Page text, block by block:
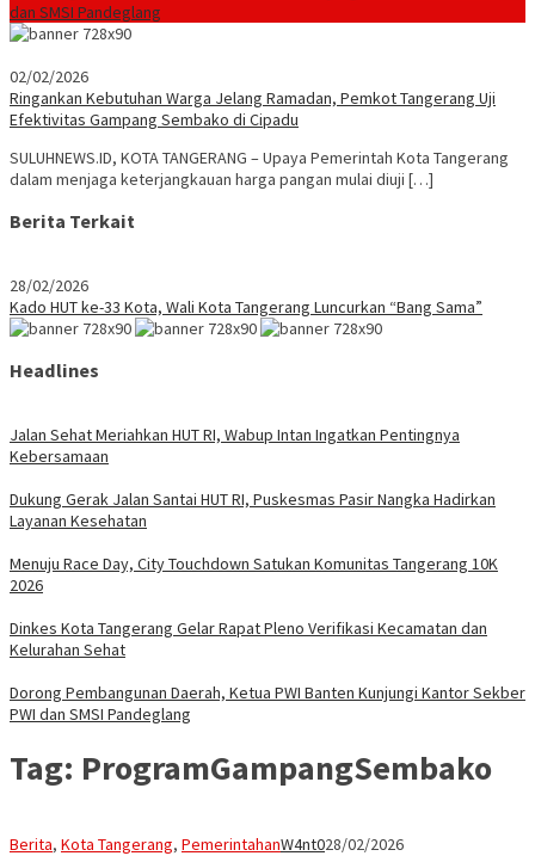
dan SMSI Pandeglang
02/02/2026
Ringankan Kebutuhan Warga Jelang Ramadan, Pemkot Tangerang Uji
Efektivitas Gampang Sembako di Cipadu
SULUHNEWS.ID, KOTA TANGERANG – Upaya Pemerintah Kota Tangerang
dalam menjaga keterjangkauan harga pangan mulai diuji […]
Berita Terkait
28/02/2026
Kado HUT ke-33 Kota, Wali Kota Tangerang Luncurkan “Bang Sama”
Headlines
Jalan Sehat Meriahkan HUT RI, Wabup Intan Ingatkan Pentingnya
Kebersamaan
Dukung Gerak Jalan Santai HUT RI, Puskesmas Pasir Nangka Hadirkan
Layanan Kesehatan
Menuju Race Day, City Touchdown Satukan Komunitas Tangerang 10K
2026
Dinkes Kota Tangerang Gelar Rapat Pleno Verifikasi Kecamatan dan
Kelurahan Sehat
Dorong Pembangunan Daerah, Ketua PWI Banten Kunjungi Kantor Sekber
PWI dan SMSI Pandeglang
Tag: ProgramGampangSembako
Berita, Kota Tangerang, PemerintahanW4nt028/02/2026